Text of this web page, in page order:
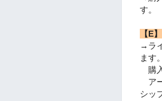
す。
【E
→ラ
ます。
購
ア
シッ